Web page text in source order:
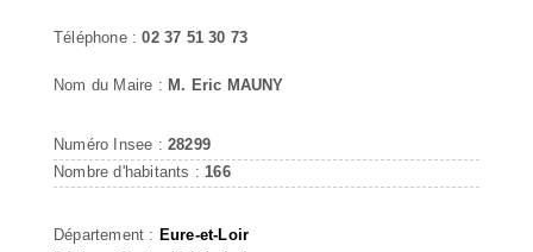
Téléphone :02 37 51 30 73
Nom du Maire : M. Eric MAUNY
Numéro Insee : 28299
Nombre d'habitants : 166
Département : Eure-et-Loir